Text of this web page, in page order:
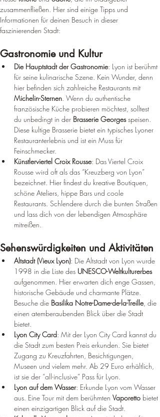
zusammenfließen. Hier sind einige Tipps und
Informationen für deinen Besuch in dieser
faszinierenden Stadt:
Gastronomie und Kultur
Die Hauptstadt der Gastronomie: Lyon ist berühmt
für seine kulinarische Szene. Kein Wunder, denn
hier befinden sich zahlreiche Restaurants mit
Michelin-Sternen. Wenn du authentische
französische Küche probieren möchtest, solltest
du unbedingt in der Brasserie Georges speisen.
Diese kultige Brasserie bietet ein typisches Lyoner
Restauranterlebnis und ist ein Muss für
Feinschmecker.
Künstlerviertel Croix Rousse: Das Viertel Croix
Rousse wird oft als das “Kreuzberg von Lyon”
bezeichnet. Hier findest du kreative Boutiquen,
schöne Ateliers, hippe Bars und coole
Restaurants. Schlendere durch die bunten Straßen
und lass dich von der lebendigen Atmosphäre
mitreißen.
Sehenswürdigkeiten und Aktivitäten
Altstadt (Vieux Lyon): Die Altstadt von Lyon wurde
1998 in die Liste des UNESCO-Weltkulturerbes
aufgenommen. Hier erwarten dich enge Gassen,
historische Gebäude und charmante Plätze.
Besuche die Basilika Notre-Dame-de-la-Treille, die
einen atemberaubenden Blick über die Stadt
bietet.
Lyon City Card: Mit der Lyon City Card kannst du
die Stadt zum besten Preis erkunden. Sie bietet
Zugang zu Kreuzfahrten, Besichtigungen,
Museen und vielem mehr. Ab 29 Euro erhältlich,
ist sie der “all-inclusive” Pass für Lyon.
Lyon auf dem Wasser: Erkunde Lyon vom Wasser
aus. Eine Tour mit dem berühmten Vaporetto bietet
einen einzigartigen Blick auf die Stadt.